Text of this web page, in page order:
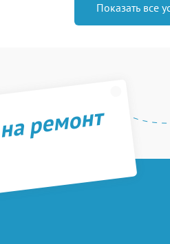
Показать все
ремонт